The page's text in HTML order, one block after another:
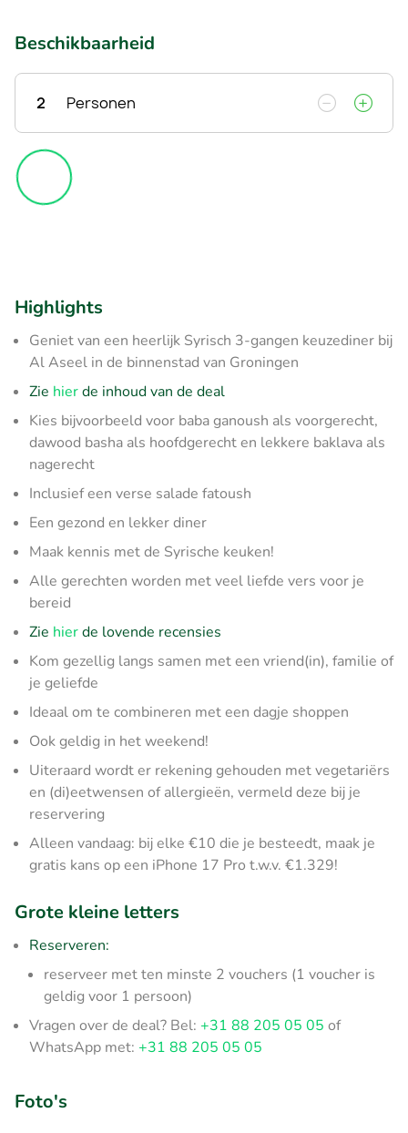
Beschikbaarheid
2 Personen
Highlights
Geniet van een heerlijk Syrisch 3-gangen keuzediner bij
Al Aseel in de binnenstad van Groningen
Zie hierde inhoud van de deal
Kies bijvoorbeeld voor baba ganoush als voorgerecht,
dawood basha als hoofdgerecht en lekkere baklava als
nagerecht
Inclusief een verse salade fatoush
Een gezond en lekker diner
Maak kennis met de Syrische keuken!
Alle gerechten worden met veel liefde vers voor je
bereid
Zie hierde lovende recensies
Kom gezellig langs samen met een vriend(in), familie of
je geliefde
Ideaal om te combineren met een dagje shoppen
Ook geldig in het weekend!
Uiteraard wordt er rekening gehouden met vegetariërs
en (di)eetwensen of allergieën, vermeld deze bij je
reservering
Alleen vandaag: bij elke €10 die je besteedt, maak je
gratis kans op een iPhone 17 Pro t.w.v. €1.329!
Grote kleine letters
Reserveren:
reserveer met ten minste 2 vouchers (1 voucher is
geldig voor 1 persoon)
Vragen over de deal? Bel: +31 88 205 05 05 of
WhatsApp met: +31 88 205 05 05
Foto's